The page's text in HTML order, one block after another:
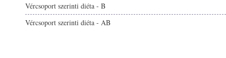
Vércsoport szerinti diéta - B
Vércsoport szerinti diéta - AB